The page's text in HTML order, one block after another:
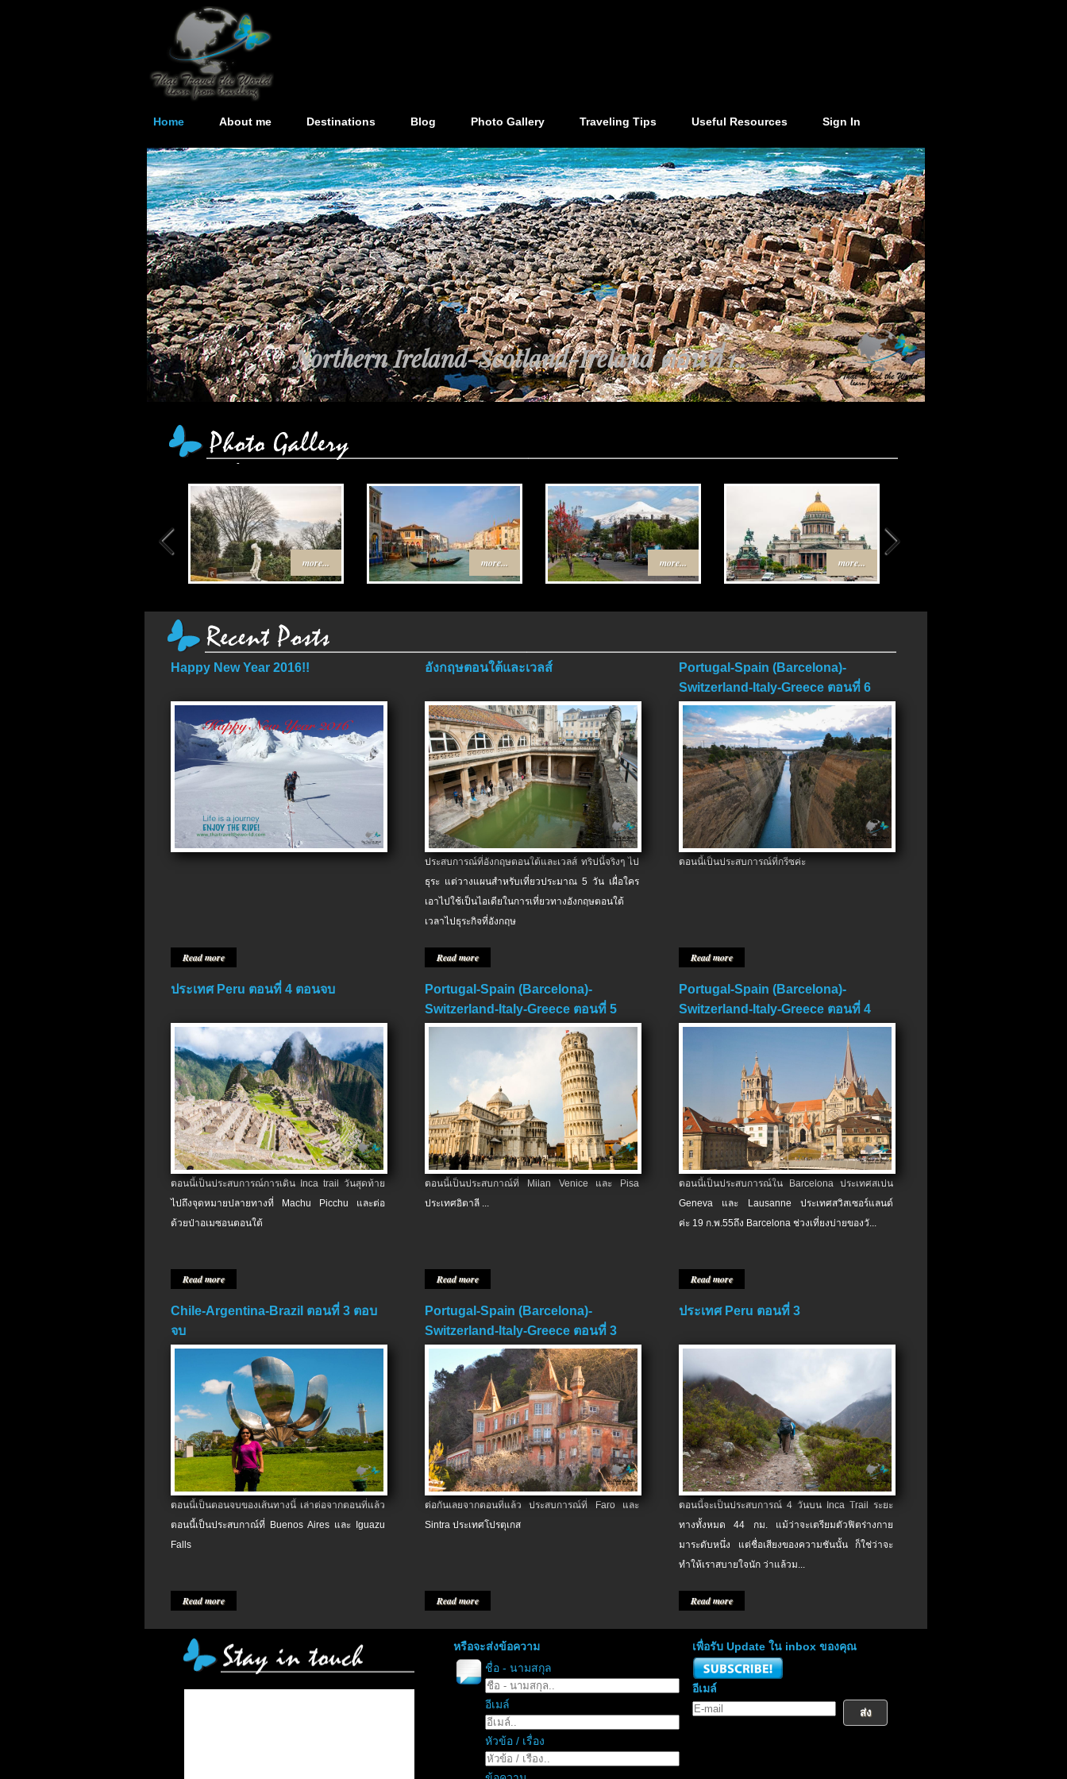
Home About me Destinations Blog Photo Gallery Traveling Tips Useful Resources Sign In
Northern Ireland-Scotland-Ireland ตอนที่ 1..
เส้นทาง Egypt-Jordan ตอนที่ 4 ตอนจบ..
more... more... more... more...
Happy New Year 2016!!
Read more
อังกฤษตอนใต้และเวลส์
ประสบการณ์ที่อังกฤษตอนใต้และเวลส์ ทริปนี้จริงๆ ไป
ธุระ แต่วางแผนสำหรับเที่ยวประมาณ 5 วัน เผื่อใคร
เอาไปใช้เป็นไอเดียในการเที่ยวทางอังกฤษตอนใต้
เวลาไปธุระกิจที่อังกฤษ
Read more
Portugal-Spain (Barcelona)-
Switzerland-Italy-Greece ตอนที่ 6
ตอนจบ
ตอนนี้เป็นประสบการณ์ที่กรีซค่ะ
Read more
ประเทศ Peru ตอนที่ 4 ตอนจบ
ตอนนี้เป็นประสบการณ์การเดิน Inca trail วันสุดท้าย
ไปถึงจุดหมายปลายทางที่ Machu Picchu และต่อ
ด้วยป่าอเมซอนตอนใต้
Read more
Portugal-Spain (Barcelona)-
Switzerland-Italy-Greece ตอนที่ 5
ตอนนี้เป็นประสบกาณ์ที่ Milan Venice และ Pisa
ประเทศอิตาลี ...
Read more
Portugal-Spain (Barcelona)-
Switzerland-Italy-Greece ตอนที่ 4
ตอนนี้เป็นประสบการณ์ใน Barcelona ประเทศสเปน
Geneva และ Lausanne ประเทศสวิสเซอร์แลนด์
ค่ะ 19 ก.พ.​55ถึง Barcelona ช่วงเที่ยงบ่ายของวั...
Read more
Chile-Argentina-Brazil ตอนที่ 3 ตอบ
จบ
ตอนนี้เป็นตอนจบของเส้นทางนี้ เล่าต่อจากตอนที่แล้ว
ตอนนี้เป็นประสบกาณ์ที่ Buenos Aires และ Iguazu
Falls
Read more
Portugal-Spain (Barcelona)-
Switzerland-Italy-Greece ตอนที่ 3
ต่อกันเลยจากตอนที่แล้ว ประสบการณ์ที่ Faro และ
Sintra ประเทศโปรตุเกส
Read more
ประเทศ Peru ตอนที่ 3
ตอนนี้จะเป็นประสบการณ์ 4 วันบน Inca Trail ระยะ
ทางทั้งหมด 44 กม. แม้ว่าจะเตรียมตัวฟิตร่างกาย
มาระดับหนึ่ง แต่ชื่อเสียงของความชันนั้น ก็ใช่ว่าจะ
ทำให้เราสบายใจนัก ว่าแล้วม...
Read more
หรือจะส่งข้อความ
ชื่อ - นามสกุล
อีเมล์
หัวข้อ / เรื่อง
เพื่อรับ Update ใน inbox ของคุณ
อีเมล์
ส่ง